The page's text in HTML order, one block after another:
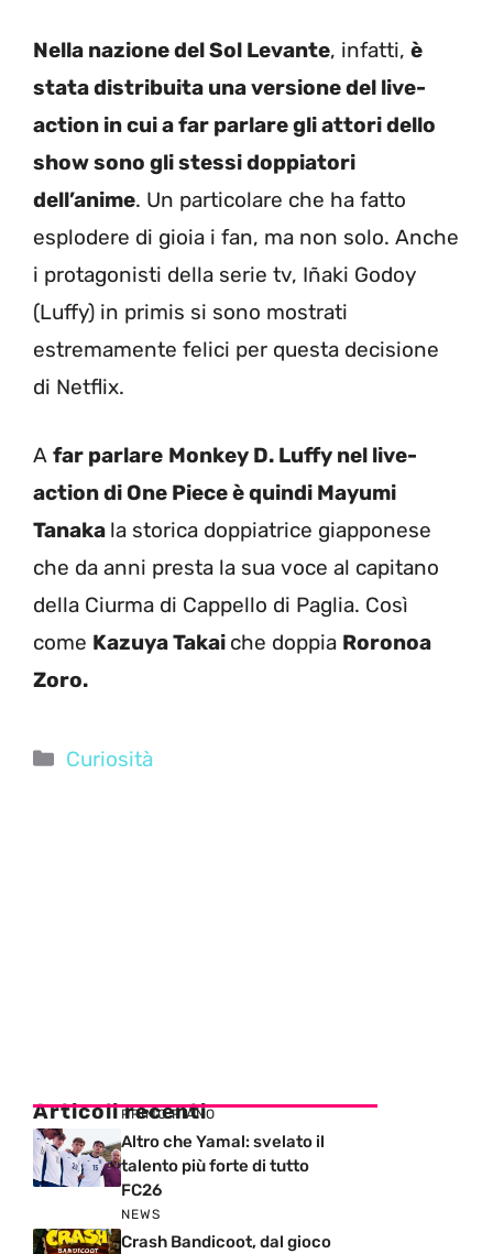
Nella nazione del Sol Levante, infatti, è
stata distribuita una versione del live-
action in cui a far parlare gli attori dello
show sono gli stessi doppiatori
dell’anime. Un particolare che ha fatto
esplodere di gioia i fan, ma non solo. Anche
i protagonisti della serie tv, Iñaki Godoy
(Luffy) in primis si sono mostrati
estremamente felici per questa decisione
di Netflix.
A far parlare Monkey D. Luffy nel live-
action di One Piece è quindi Mayumi
Tanaka la storica doppiatrice giapponese
che da anni presta la sua voce al capitano
della Ciurma di Cappello di Paglia. Così
come Kazuya Takai che doppia Roronoa
Zoro.
Categorie
Curiosità
Articoli recenti
PRIMO PIANO
Altro che Yamal: svelato il
talento più forte di tutto
FC26
NEWS
Crash Bandicoot, dal gioco